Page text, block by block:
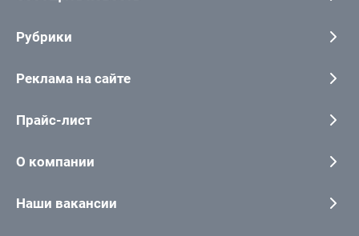
Рубрики
Реклама на сайте
Прайс-лист
О компании
Наши вакансии